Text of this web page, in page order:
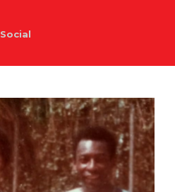
Social